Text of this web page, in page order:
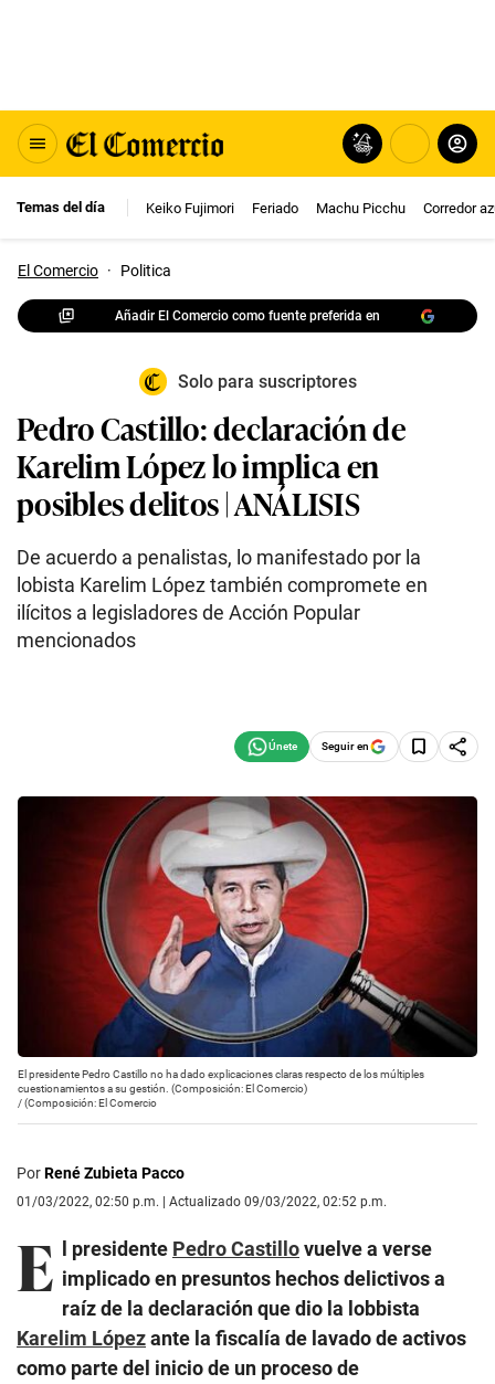
Temas del día Keiko Fujimori Feriado Machu Picchu Corredor
El Comercio · Politica
Añadir El Comercio como fuente preferida en
Solo para suscriptores
Pedro Castillo: declaración de
Karelim López lo implica en
posibles delitos | ANÁLISIS
De acuerdo a penalistas, lo manifestado por la
lobista Karelim López también compromete en
ilícitos a legisladores de Acción Popular
mencionados
Seguir en
El presidente Pedro Castillo no ha dado explicaciones claras respecto de los múltiples
cuestionamientos a su gestión. (Composición: El Comercio)
/(Composición: El Comercio
PorRené Zubieta Pacco
01/03/2022, 02:50 p.m. | Actualizado 09/03/2022, 02:52 p.m.
E l presidente Pedro Castillovuelve a verse
implicado en presuntos hechos delictivos a
raíz de la declaración que dio la lobbista
Karelim Lópezante la fiscalía de lavado de activos
como parte del inicio de un proceso de